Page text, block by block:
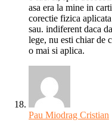
asa era la mine in
corectie fizica
sau. indiferent daca
lege, nu esti chiar de
o mai si aplica.
Pau Miodrag Cristian